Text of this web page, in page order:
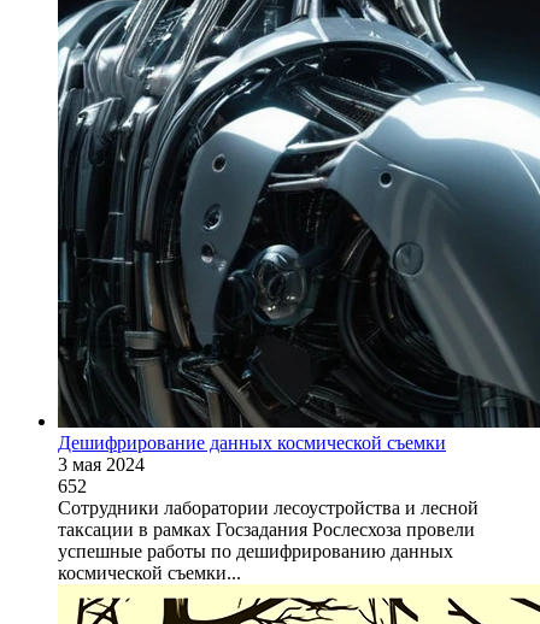
Дешифрирование данных космической съемки
3 мая 2024
652
Сотрудники лаборатории лесоустройства и лесной
таксации в рамках Госзадания Рослесхоза провели
успешные работы по дешифрированию данных
космической съемки...